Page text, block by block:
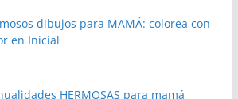
dibujos para MAMÁ: colorea con
en Inicial
HERMOSAS para mamá